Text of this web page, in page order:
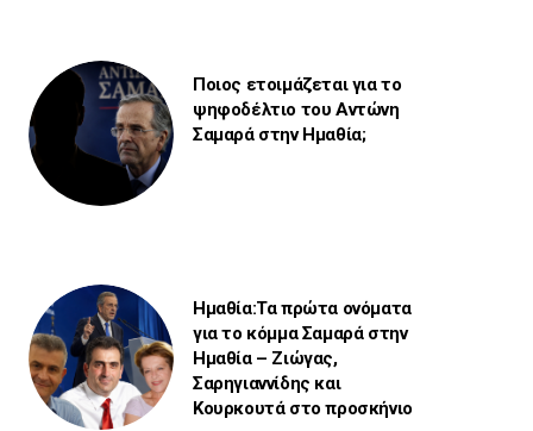
Ποιος ετοιμάζεται για το
ψηφοδέλτιο του Αντώνη
Σαμαρά στην Ημαθία;
Ημαθία:Τα πρώτα ονόματα
για το κόμμα Σαμαρά στην
Ημαθία – Ζιώγας,
Σαρηγιαννίδης και
Κουρκουτά στο προσκήνιο